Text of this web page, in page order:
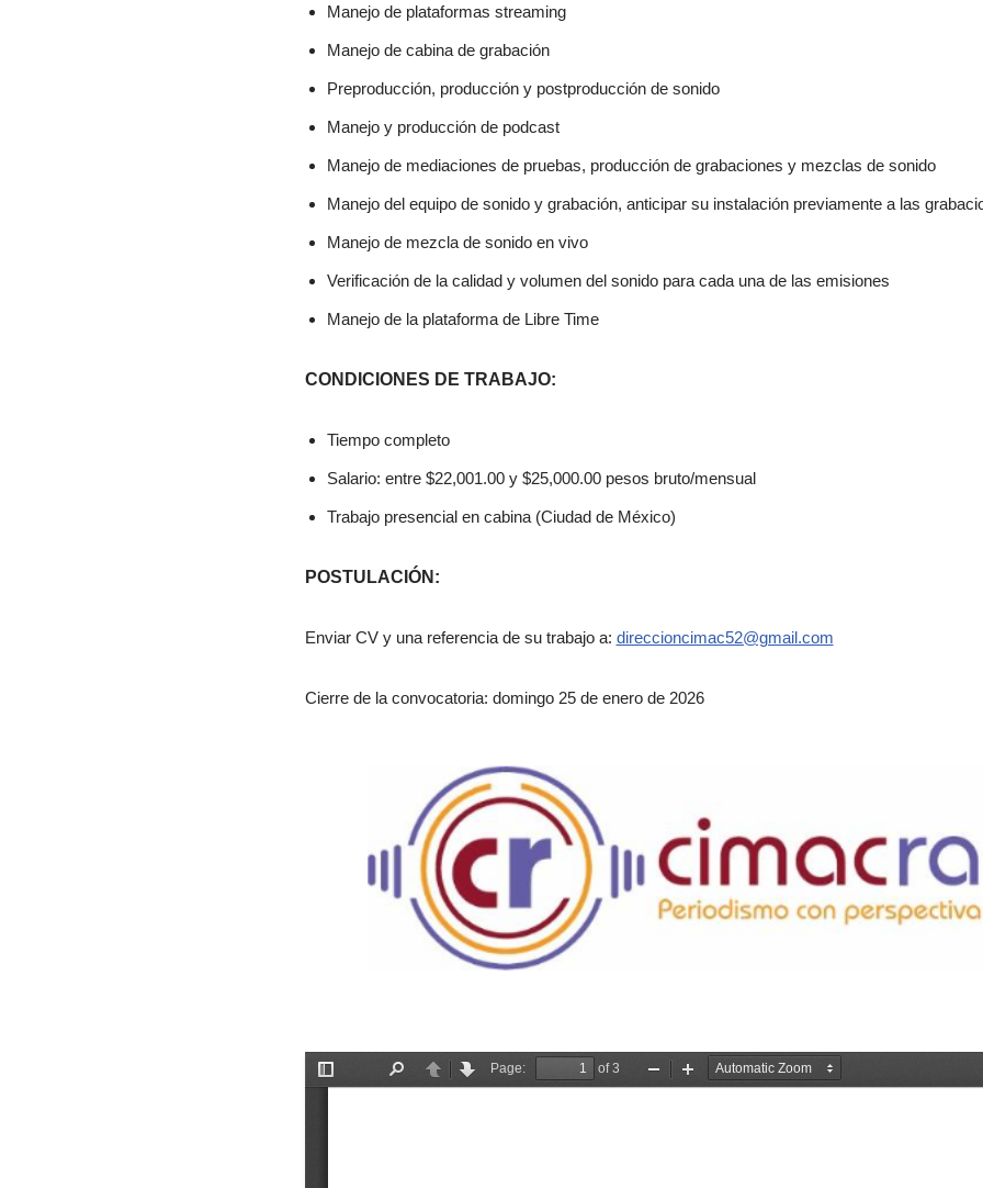
Manejo de plataformas streaming
Manejo de cabina de grabación
Preproducción, producción y postproducción de sonido
Manejo y producción de podcast
Manejo de mediaciones de pruebas, producción de grabaciones y mezclas de sonido
Manejo del equipo de sonido y grabación, anticipar su instalación previamente a las
Manejo de mezcla de sonido en vivo
Verificación de la calidad y volumen del sonido para cada una de las emisiones
Manejo de la plataforma de Libre Time
CONDICIONES DE TRABAJO:
Tiempo completo
Salario: entre $22,001.00 y $25,000.00 pesos bruto/mensual
Trabajo presencial en cabina (Ciudad de México)
POSTULACIÓN:
Enviar CV y una referencia de su trabajo a: direccioncimac52@gmail.com
Cierre de la convocatoria: domingo 25 de enero de 2026